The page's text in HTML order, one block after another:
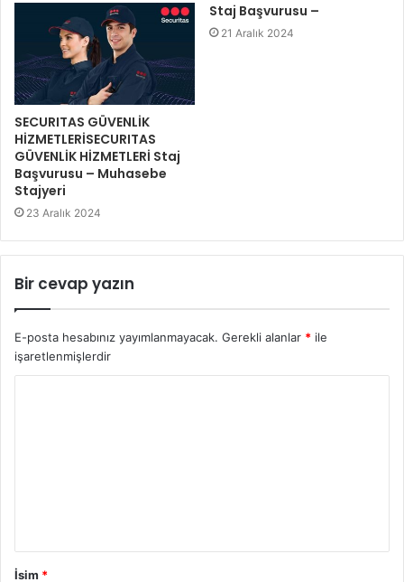
SECURITAS GÜVENLİK
HİZMETLERİSECURITAS
GÜVENLİK HİZMETLERİ Staj
Başvurusu – Muhasebe
Stajyeri
23 Aralık 2024
Staj Başvurusu –
21 Aralık 2024
Bir cevap yazın
E-posta hesabınız yayımlanmayacak. Gerekli alanlar * ile
işaretlenmişlerdir
İsim *